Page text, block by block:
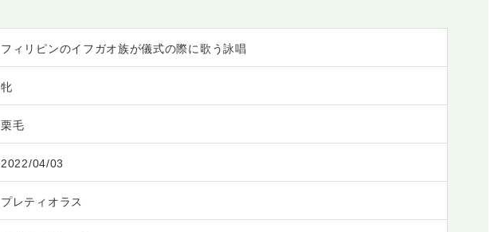
フィリピンのイフガオ族が儀式の際に歌う詠唱
牝
栗毛
2022/04/03
プレティオラス